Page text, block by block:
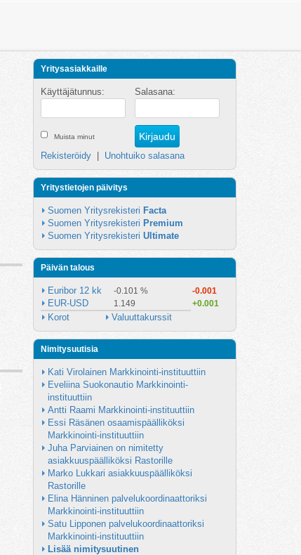
Yritysasiakkaille
Käyttäjätunnus: Salasana:
Muista minut
Rekisteröidy Unohtuiko salasana
Yritystietojen päivitys
Suomen Yritysrekisteri Facta
Suomen Yritysrekisteri Premium
Suomen Yritysrekisteri Ultimate
Päivän talous
Euribor 12 kk -0.101 % -0.001
EUR-USD 1.149 +0.001
Korot Valuuttakurssit
Nimitysuutisia
Kati Virolainen Markkinointi-instituuttiin
Eveliina Suokonautio Markkinointi-
instituuttiin
Antti Raami Markkinointi-instituuttiin
Essi Räsänen osaamispäälliköksi
Markkinointi-instituuttiin
Juha Parviainen on nimitetty
asiakkuuspäälliköksi Rastorille
Marko Lukkari asiakkuuspäälliköksi
Rastorille
Elina Hänninen palvelukoordinaattoriksi
Markkinointi-instituuttiin
Satu Lipponen palvelukoordinaattoriksi
Markkinointi-instituuttiin
Lisää nimitysuutinen